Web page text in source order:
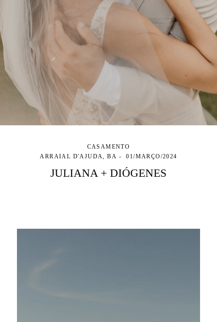
CASAMENTO
ARRAIAL D'AJUDA, BA
01/MARÇO/2024
JULIANA + DIÓGENES